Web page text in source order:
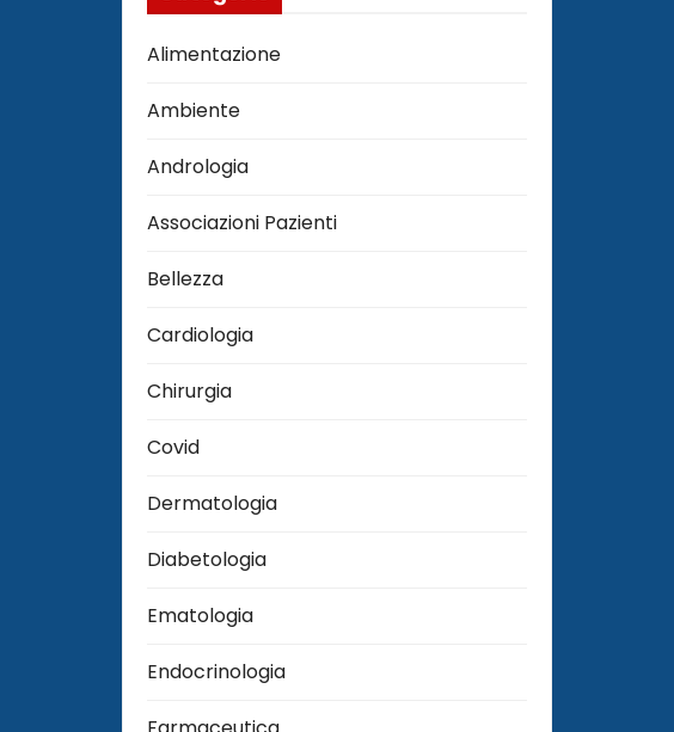
Alimentazione
Ambiente
Andrologia
Associazioni Pazienti
Bellezza
Cardiologia
Chirurgia
Covid
Dermatologia
Diabetologia
Ematologia
Endocrinologia